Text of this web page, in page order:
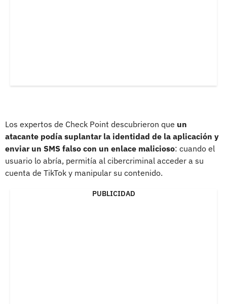
Los expertos de Check Point descubrieron que un
atacante podía suplantar la identidad de la aplicación y
enviar un SMS falso con un enlace malicioso: cuando el
usuario lo abría, permitía al cibercriminal acceder a su
cuenta de TikTok y manipular su contenido.
PUBLICIDAD